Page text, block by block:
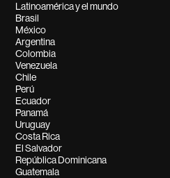
Latinoamérica y el mundo
Brasil
México
Argentina
Colombia
Venezuela
Chile
Perú
Ecuador
Panamá
Uruguay
Costa Rica
El Salvador
República Dominicana
Guatemala